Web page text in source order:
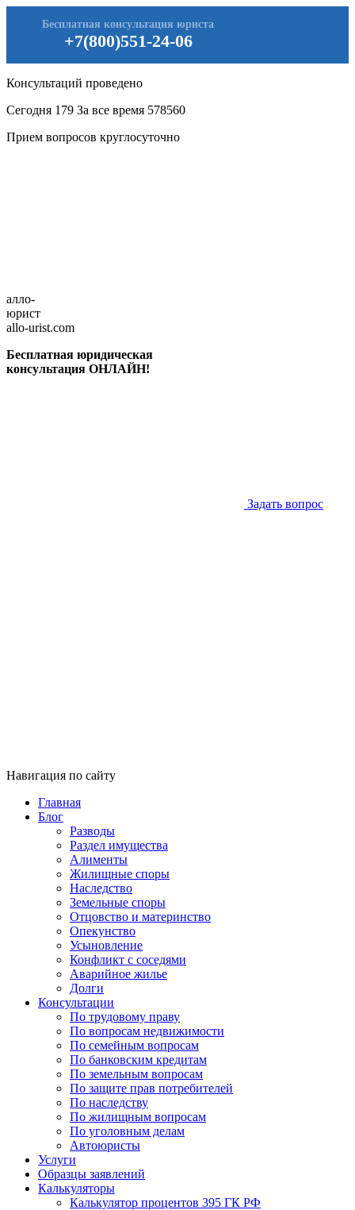
+7(800)551-24-06
Бесплатная консультация юриста
Консультаций проведено
Сегодня 179 За все время 578560
Прием вопросов круглосуточно
алло-
юрист
allo-urist.com
Бесплатная юридическая
консультация ОНЛАЙН!
Задать вопрос
Навигация по сайту
Главная
Блог
Разводы
Раздел имущества
Алименты
Жилищные споры
Наследство
Земельные споры
Отцовство и материнство
Опекунство
Усыновление
Конфликт с соседями
Аварийное жилье
Долги
Консультации
По трудовому праву
По вопросам недвижимости
По семейным вопросам
По банковским кредитам
По земельным вопросам
По защите прав потребителей
По наследству
По жилищным вопросам
По уголовным делам
Автоюристы
Услуги
Образцы заявлений
Калькуляторы
Калькулятор процентов 395 ГК РФ